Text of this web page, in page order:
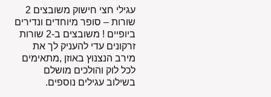
עגילי חצי חישוק משובצים 2
שורות – סופר מיוחדים ונדירים
ביופיים !
משובצים ב-2 שורות
זרקונים עדי להעניק לך את
מירב הנצנוץ באוזן ,מתאימים
לכל לוק והולכים מושלם
בשילוב עגילים נוספים.